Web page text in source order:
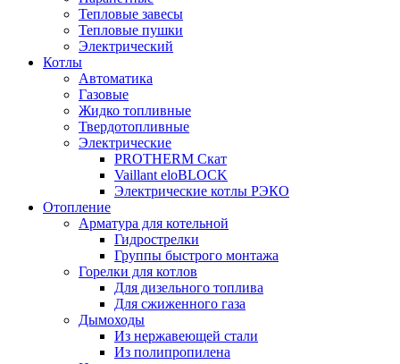
Тепловые завесы
Тепловые пушки
Электрический
Котлы
Автоматика
Газовые
Жидко топливные
Твердотопливные
Электрические
PROTHERM Скат
Vaillant eloBLOCK
Электрические котлы РЭКО
Отопление
Арматура для котельной
Гидрострелки
Группы быстрого монтажа
Горелки для котлов
Для дизельного топлива
Для сжиженного газа
Дымоходы
Из нержавеющей стали
Из полипропилена